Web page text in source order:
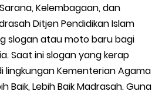
Ijazah Madrasah Tahun 2026
Status Verval di PDUM Tercentang
Hijau
Kelembagaan, dan
Ditjen Pendidikan Islam
slogan atau moto baru bagi
Saat ini slogan yang kerap
lingkungan Kementerian Agama
Baik, Lebih Baik Madrasah. Guna